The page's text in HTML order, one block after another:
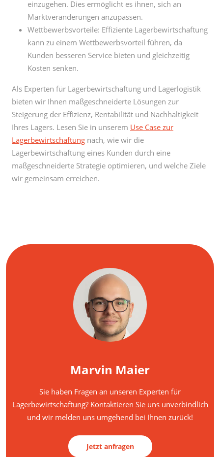
einzugehen. Dies ermöglicht es ihnen, sich an
Marktveränderungen anzupassen.
Wettbewerbsvorteile: Effiziente Lagerbewirtschaftung
kann zu einem Wettbewerbsvorteil führen, da
Kunden besseren Service bieten und gleichzeitig
Kosten senken.
Als Experten für Lagerbewirtschaftung und Lagerlogistik
bieten wir Ihnen maßgeschneiderte Lösungen zur
Steigerung der Effizienz, Rentabilität und Nachhaltigkeit
Ihres Lagers. Lesen Sie in unserem Use Case zur
Lagerbewirtschaftung nach, wie wir die
Lagerbewirtschaftung eines Kunden durch eine
maßgeschneiderte Strategie optimieren, und welche Ziele
wir gemeinsam erreichen.
Marvin Maier
Sie haben Fragen an unseren Experten für
Lagerbewirtschaftung? Kontaktieren Sie uns unverbindlich
und wir melden uns umgehend bei Ihnen zurück!
Jetzt anfragen